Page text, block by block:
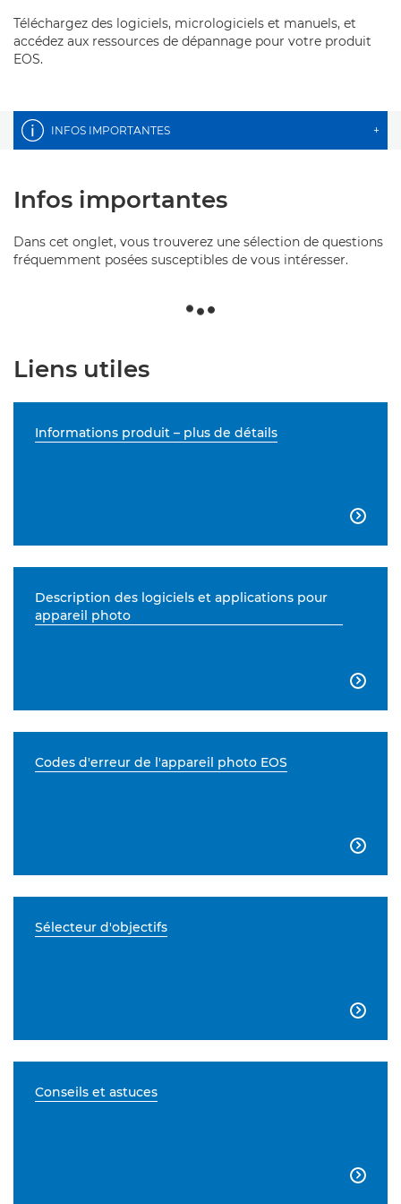
Téléchargez des logiciels, micrologiciels et manuels, et
accédez aux ressources de dépannage pour votre produit
EOS.
INFOS IMPORTANTES +
Infos importantes
Dans cet onglet, vous trouverez une sélection de questions
fréquemment posées susceptibles de vous intéresser.
Liens utiles
Informations produit – plus de détails

Description des logiciels et applications pour
appareil photo

Codes d'erreur de l'appareil photo EOS

Sélecteur d'objectifs

Conseils et astuces
